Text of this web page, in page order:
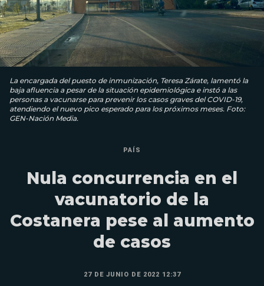
La encargada del puesto de inmunización, Teresa Zárate, lamentó la
baja afluencia a pesar de la situación epidemiológica e instó a las
personas a vacunarse para prevenir los casos graves del COVID-19,
atendiendo el nuevo pico esperado para los próximos meses. Foto:
GEN-Nación Media.
PAÍS
Nula concurrencia en el
vacunatorio de la
Costanera pese al aumento
de casos
27 DE JUNIO DE 2022 12:37